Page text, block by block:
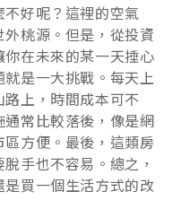
好呢？這裡的空氣
桃源。但是，從投資
在未來的某一天捶心
是一大挑戰。每天上
上，時間成本可不
常比較落後，像是網
方便。最後，這類房
手也不容易。總之，
買一個生活方式的改